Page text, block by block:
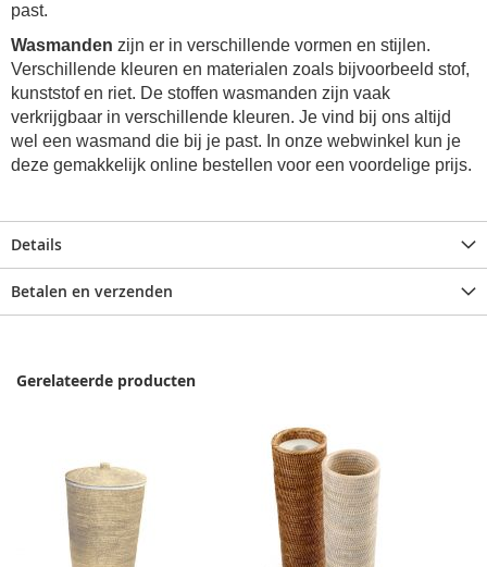
past.
Wasmanden zijn er in verschillende vormen en stijlen.
Verschillende kleuren en materialen zoals bijvoorbeeld stof,
kunststof en riet. De stoffen wasmanden zijn vaak
verkrijgbaar in verschillende kleuren. Je vind bij ons altijd
wel een wasmand die bij je past. In onze webwinkel kun je
deze gemakkelijk online bestellen voor een voordelige prijs.
Details
Betalen en verzenden
Gerelateerde producten